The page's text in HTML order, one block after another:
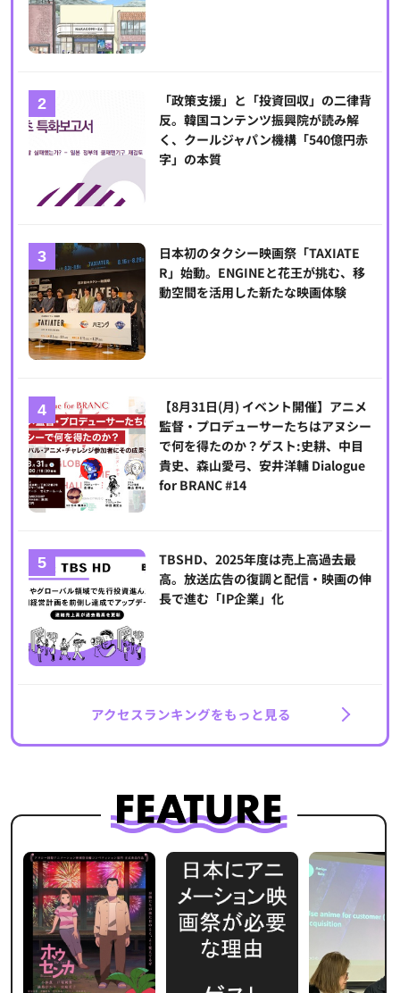
「政策支援」と「投資回収」の二律背
反。韓国コンテンツ振興院が読み解
く、クールジャパン機構「540億円赤
字」の本質
日本初のタクシー映画祭「TAXIATE
R」始動。ENGINEと花王が挑む、移
動空間を活用した新たな映画体験
【8月31日(月) イベント開催】アニメ
監督・プロデューサーたちはアヌシー
で何を得たのか？ゲスト:史耕、中目
貴史、森山愛弓、安井洋輔 Dialogue
for BRANC #14
TBSHD、2025年度は売上高過去最
高。放送広告の復調と配信・映画の伸
長で進む「IP企業」化
アクセスランキングをもっと見る